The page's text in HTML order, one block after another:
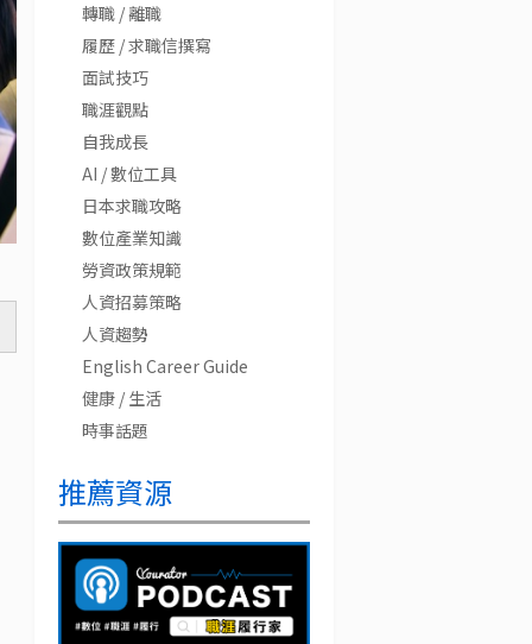
轉職 / 離職
履歷 / 求職信撰寫
面試技巧
職涯觀點
自我成長
AI / 數位工具
日本求職攻略
數位產業知識
勞資政策規範
人資招募策略
人資趨勢
English Career Guide
健康 / 生活
時事話題
推薦資源